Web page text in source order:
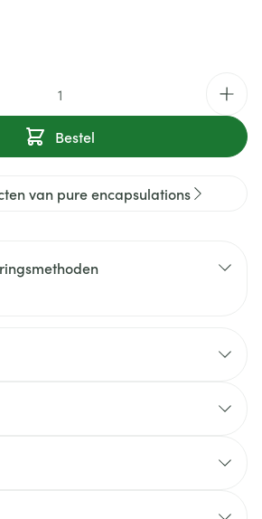
Bestel
van pure encapsulations